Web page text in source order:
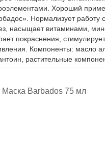
Хороший
Нормализует работу
насыщает витаминами,
покраснения,
Компоненты: масло
растительные
Маска Barbados 75 мл